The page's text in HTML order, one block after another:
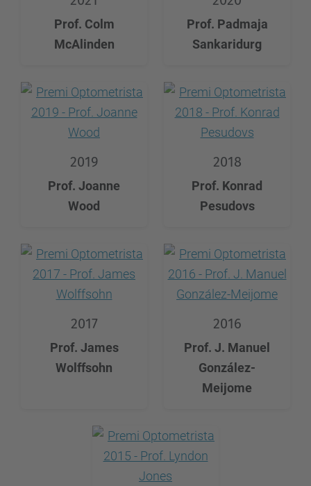
Prof. Colm
McAlinden
Prof. Padmaja
Sankaridurg
2019
Prof. Joanne
Wood
2018
Prof. Konrad
Pesudovs
2017
Prof. James
Wolffsohn
2016
Prof. J. Manuel
González-
Meijome